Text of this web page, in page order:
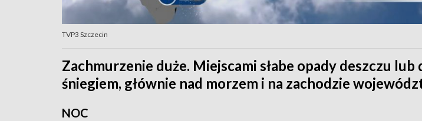
TVP3 Szczecin
Zachmurzenie duże. Miejscami słabe opady deszczu lub
śniegiem, głównie nad morzem i na zachodzie
NOC